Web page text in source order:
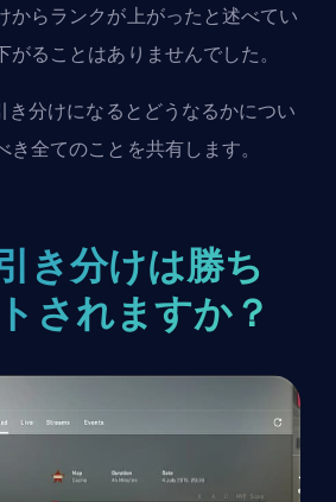
からランクが上がったと述べてい
がることはありませんでした。
き分けになるとどうなるかについ
全てのことを共有します。
き分けは勝ち
されますか？